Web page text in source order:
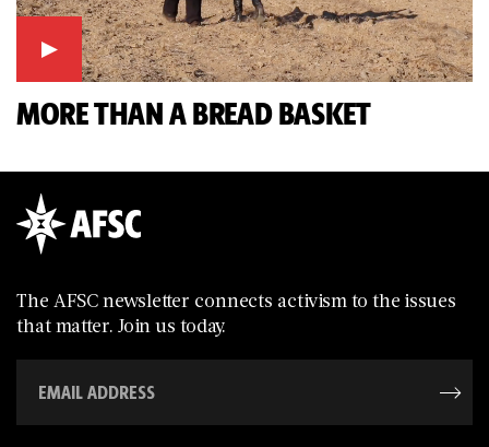
MORE THAN A BREAD BASKET
The AFSC newsletter connects activism to the issues
that matter. Join us today.